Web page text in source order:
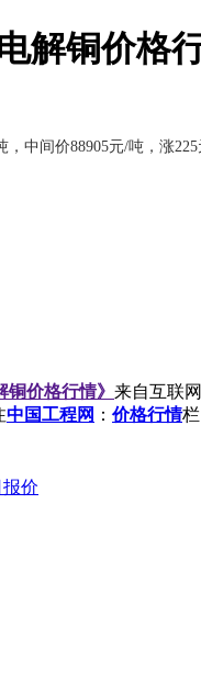
解铜价格
中间价88905元/吨，涨
铜价格行情》 来自互联
中国工程网 ： 价格行情栏
价